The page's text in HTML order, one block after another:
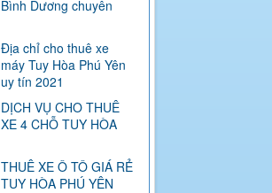
Bình Dương chuyên
Địa chỉ cho thuê xe
máy Tuy Hòa Phú Yên
uy tín 2021
DỊCH VỤ CHO THUÊ
XE 4 CHỖ TUY HÒA
THUÊ XE Ô TÔ GIÁ RẺ
TUY HÒA PHÚ YÊN